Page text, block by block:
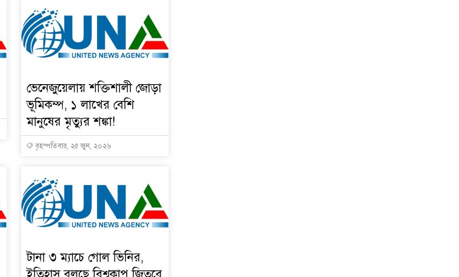
ভেনেজুয়েলায় শক্তিশালী জোড়া
ভূমিকম্প, ১ লাখের বেশি
মানুষের মৃত্যুর শঙ্কা!
বৃহস্পতিবার, ২৫ জুন, ২০২৬
টানা ৩ ম্যাচে গোল ভিনির,